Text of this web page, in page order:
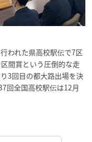
われた県高校駅伝で7区
間賞という圧倒的な走
3回目の都大路出場を決
回全国高校駅伝は12月